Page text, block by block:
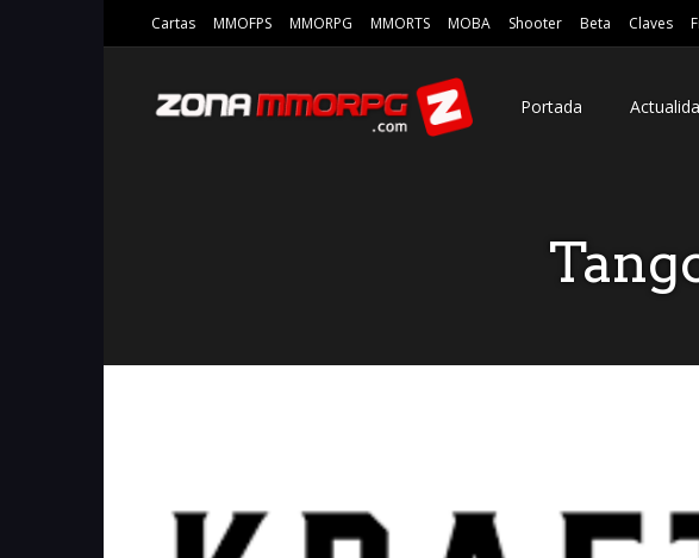
Cartas MMOFPS MMORPG MMORTS MOBA Shooter Beta Claves
Portada